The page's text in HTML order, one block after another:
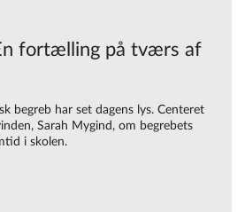
fortælling på tværs af
begreb har set dagens lys. Centeret
Sarah Mygind, om begrebets
i skolen.